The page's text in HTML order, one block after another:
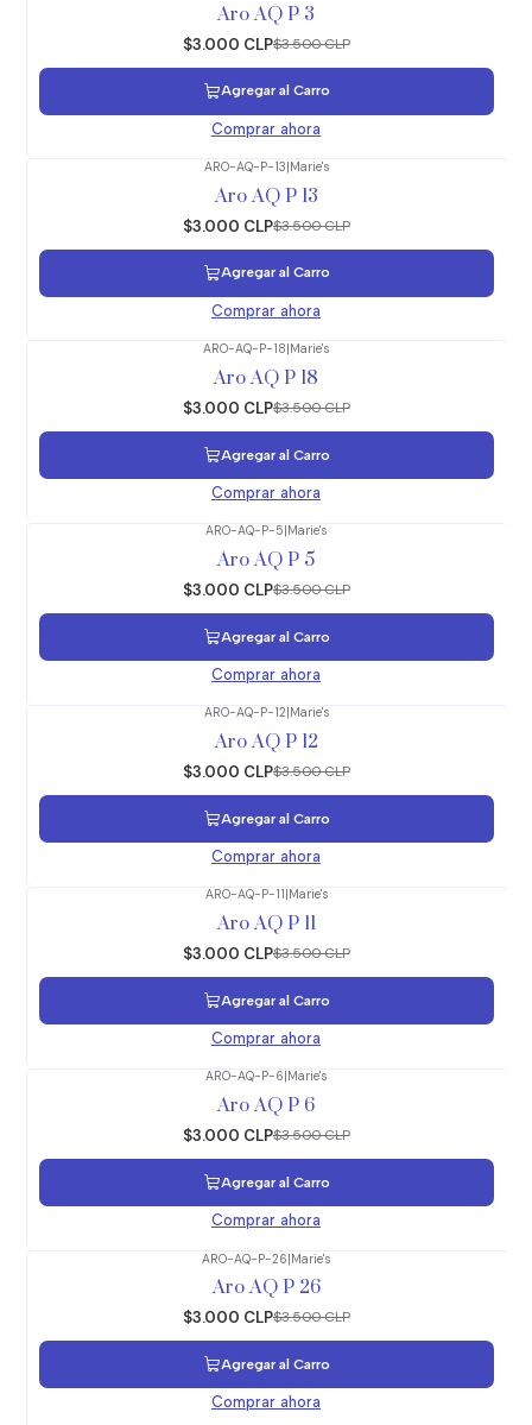
Aro AQ P 3
$3.000 CLP$3.500 CLP
Agregar al Carro
Comprar ahora
ARO-AQ-P-13|Marie's
Aro AQ P 13
$3.000 CLP$3.500 CLP
Agregar al Carro
Comprar ahora
ARO-AQ-P-18|Marie's
Aro AQ P 18
$3.000 CLP$3.500 CLP
Agregar al Carro
Comprar ahora
ARO-AQ-P-5 Marie's
Aro AQ P 5
$3.000 CLP$3.500 CLP
Agregar al Carro
Comprar ahora
ARO-AQ-P-12| Marie's
Aro AQ P 12
$3.000 CLP$3.500 CLP
Agregar al Carro
Comprar ahora
ARO-AQ-P-11 Marie's
Aro AQ P 11
$3.000 CLP$3.500 CLP
Agregar al Carro
Comprar ahora
ARO-AQ-P-6 Marie's
Aro AQ P 6
$3.000 CLP$3.500 CLP
Agregar al Carro
Comprar ahora
ARO-AQ-P-26|Marie's
Aro AQ P 26
$3.000 CLP$3.500 CLP
Agregar al Carro
Comprar ahora